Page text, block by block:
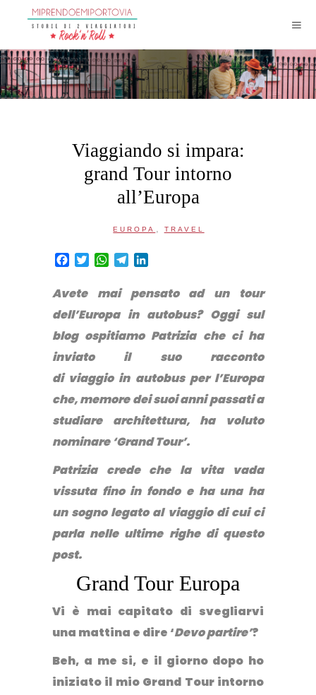
Viaggiando si impara:
grand Tour intorno
all’Europa
EUROPA , TRAVEL
Facebook
TwitterWhatsApp
Telegram
Avete mai pensato ad un tour
dell’Europa in autobus? Oggi sul
blog ospitiamo Patrizia che ci ha
inviato il suo racconto
di viaggio in autobus per l’Europa
che, memore dei suoi anni passati a
studiare architettura, ha voluto
nominare ‘Grand Tour’.
Patrizia crede che la vita vada
vissuta fino in fondo e ha una ha
unsogno legato al viaggio di cui ci
parla nelle ultime righe di questo
post.
Grand Tour Europa
Vi è mai capitato di svegliarvi
una mattina e dire ‘Devo partire’?
Beh, a me si, e il giorno dopo ho
iniziato il mio Grand Tour intorno